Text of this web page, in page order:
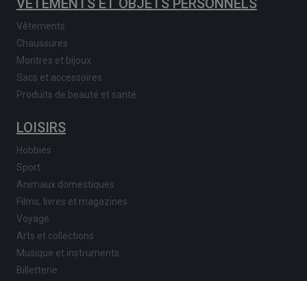
VÊTEMENTS ET OBJETS PERSONNELS
Vêtements
Chaussures
Montres et bijoux
Sacs et accessoires
Produits de beauté et santé
LOISIRS
Hobbies
Sport
Animaux domestiques
Films, livres et magazines
Voyage
Arts et collections
Musique et instruments
Billetterie